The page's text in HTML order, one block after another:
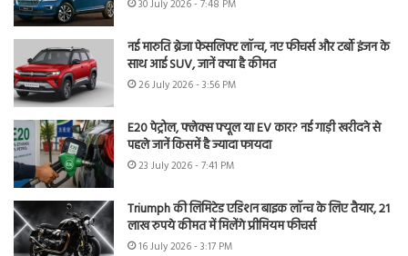
30 July 2026 - 7:48 PM
नई मारुति ब्रेजा फेसलिफ्ट लॉन्च, नए फीचर्स और टर्बो इंजन के
साथ आई SUV, जानें क्या है कीमत
26 July 2026 - 3:56 PM
E20 पेट्रोल, फ्लेक्स फ्यूल या EV कार? नई गाड़ी खरीदने से
पहले जानें किसमें है ज्यादा फायदा
23 July 2026 - 7:41 PM
Triumph की लिमिटेड एडिशन बाइक लॉन्च के लिए तैयार, 21
लाख रुपये कीमत में मिलेंगे प्रीमियम फीचर्स
16 July 2026 - 3:17 PM